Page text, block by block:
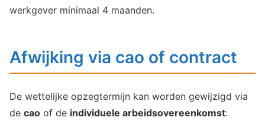
werkgever minimaal 4 maanden.
Afwijking via cao of contract
De wettelijke opzegtermijn kan worden gewijzigd via
de cao of de individuele arbeidsovereenkomst: